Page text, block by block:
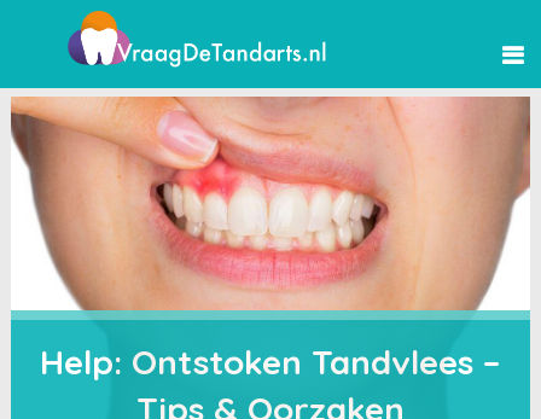
Help: Ontstoken Tandvlees –
Tips & Oorzaken